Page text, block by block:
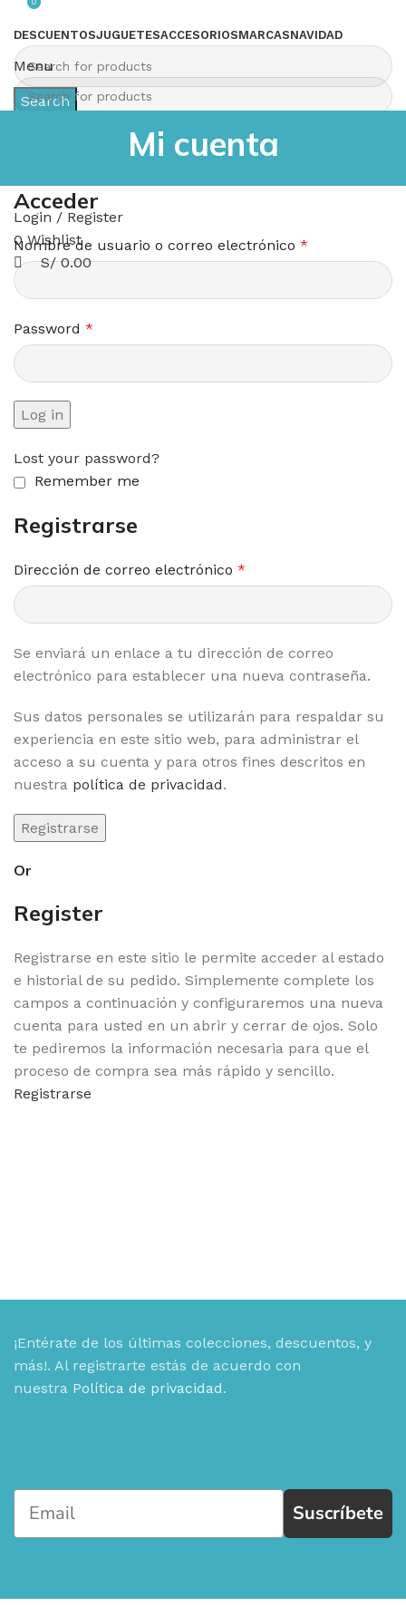
DESCUENTOSJUGUETESACCESORIOSMARCASNAVIDAD
Search
Login / Register
0Wishlist
0
S/0.00
Menu
Mi cuenta
Acceder
Nombre de usuario o correo electrónico *
Password *
Log in
Lost your password?
Remember me
Registrarse
Dirección de correo electrónico *
Se enviará un enlace a tu dirección de correo
electrónico para establecer una nueva contraseña.
Sus datos personales se utilizarán para respaldar su
experiencia en este sitio web, para administrar el
acceso a su cuenta y para otros fines descritos en
nuestra política de privacidad.
Registrarse
Or
Register
Registrarse en este sitio le permite acceder al estado
e historial de su pedido. Simplemente complete los
campos a continuación y configuraremos una nueva
cuenta para usted en un abrir y cerrar de ojos. Solo
te pediremos la información necesaria para que el
proceso de compra sea más rápido y sencillo.
Registrarse
¡Entérate de los últimas colecciones, descuentos, y
más!. Al registrarte estás de acuerdo con
nuestra Política de privacidad.
Suscríbete